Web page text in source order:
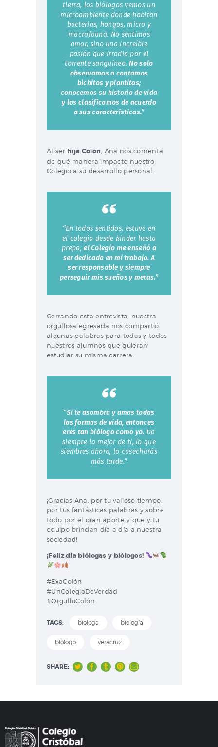
tierra, los biólogos vemos un
microambiente donde habitan
bacterias, hongos, micro y
macrofauna. No sentimos
amor, sino una increíble
pasión que irradia por el
torrente sanguíneo.No solo
observamos o contamos
bichitos y plantitas;
conocemos su historia de vida
y los clasificamos de acuerdo
a sus características.”
Al ser hija Colón , Ana nos comenta
de qué manera impacto nuestro
Colegio a su desarrollo personal.
“En todos sentidos, estuve en
el colegio desde kinder hasta
prepa,el Colegio me enseñó a
ser dedicada en mi trabajo. A
ser responsable y siempre
perseguir mis sueños y metas.”
Cerrando esta entrevista, nuestra
orgullosa egresada nos compartió
algunas palabras para todas y todos
nuestros alumnos que quieran
estudiar su misma carrera.
“Si te asombra y amas todas
las formas de vida, entonces
eres tan biólogo como yo. Da
siempre lo mejor de ti, lo que
siembres ahora, lo cosecharás
más tarde.”
¡Gracias Ana, por tu valioso tiempo,
por tus fantásticas palabras y sobre
todo por el gran aporte y que y tu
equipo brindan día a día a nuestra
sociedad!
¡Feliz día biólogas y biólogos!
#ExaColón
#UnColegioDeVerdad
#OrgulloColón
TAGS: biologa biología
biologo veracruz
SHARE: